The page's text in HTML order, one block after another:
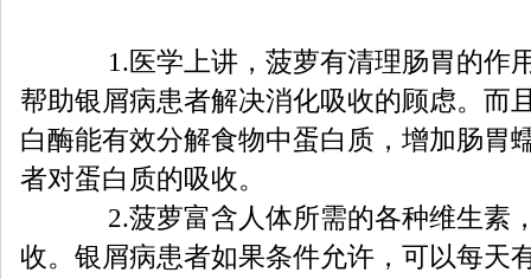
1.医学上讲，菠萝有清理肠胃的作
帮助银屑病患者解决消化吸收的顾虑。而
白酶能有效分解食物中蛋白质，增加肠胃
者对蛋白质的吸收。
2.菠萝富含人体所需的各种维生素
收。银屑病患者如果条件允许，可以每天